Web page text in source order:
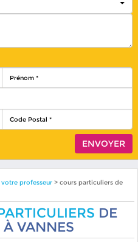
votre professeur> cours particuliers de
DE
VANNES